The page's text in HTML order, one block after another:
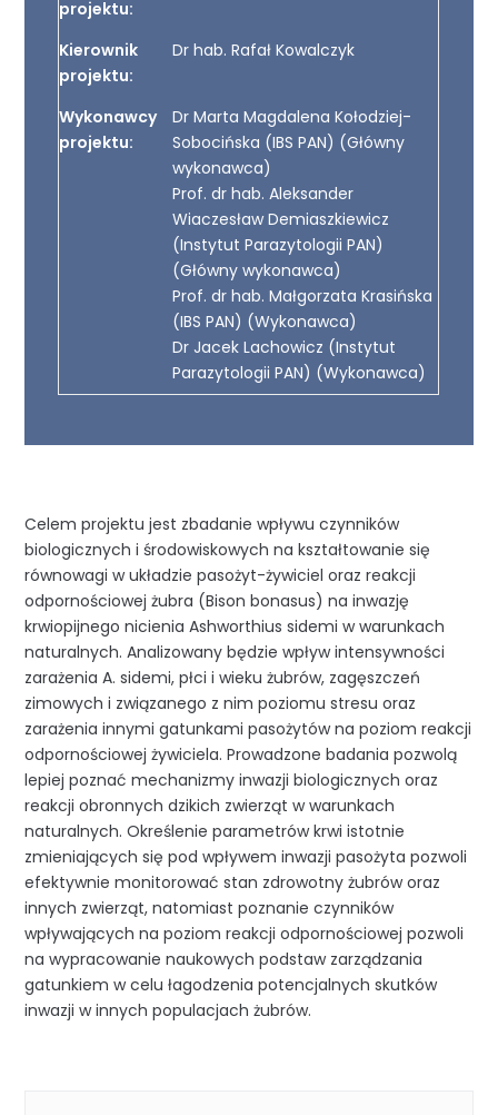
projektu:
Kierownik
projektu:
Dr hab. Rafał Kowalczyk
Wykonawcy
projektu:
Dr Marta Magdalena Kołodziej-
Sobocińska (IBS PAN) (Główny
wykonawca)
Prof. dr hab. Aleksander
Wiaczesław Demiaszkiewicz
(Instytut Parazytologii PAN)
(Główny wykonawca)
Prof. dr hab. Małgorzata Krasińska
(IBS PAN) (Wykonawca)
Dr Jacek Lachowicz (Instytut
Parazytologii PAN) (Wykonawca)
Celem projektu jest zbadanie wpływu czynników
biologicznych i środowiskowych na kształtowanie się
równowagi w układzie pasożyt-żywiciel oraz reakcji
odpornościowej żubra (Bison bonasus) na inwazję
krwiopijnego nicienia Ashworthius sidemi w warunkach
naturalnych. Analizowany będzie wpływ intensywności
zarażenia A. sidemi, płci i wieku żubrów, zagęszczeń
zimowych i związanego z nim poziomu stresu oraz
zarażenia innymi gatunkami pasożytów na poziom reakcji
odpornościowej żywiciela. Prowadzone badania pozwolą
lepiej poznać mechanizmy inwazji biologicznych oraz
reakcji obronnych dzikich zwierząt w warunkach
naturalnych. Określenie parametrów krwi istotnie
zmieniających się pod wpływem inwazji pasożyta pozwoli
efektywnie monitorować stan zdrowotny żubrów oraz
innych zwierząt, natomiast poznanie czynników
wpływających na poziom reakcji odpornościowej pozwoli
na wypracowanie naukowych podstaw zarządzania
gatunkiem w celu łagodzenia potencjalnych skutków
inwazji w innych populacjach żubrów.